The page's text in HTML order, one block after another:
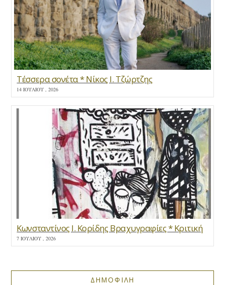
Τέσσερα σονέτα * Νίκος Ι. Τζώρτζης
14 ΙΟΥΛΊΟΥ , 2026
Κωνσταντίνος Ι. Κορίδης Βραχυγραφίες * Κριτική
7 ΙΟΥΛΊΟΥ , 2026
ΔΗΜΟΦΙΛΗ